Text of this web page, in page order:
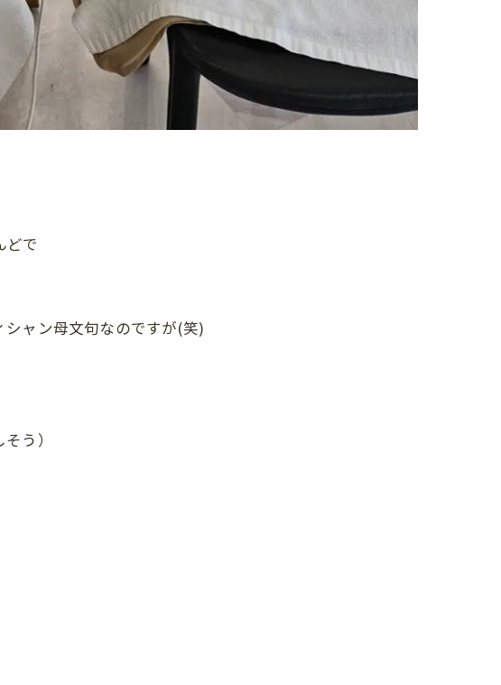
どで
ャン母文句なのですが(笑)
う）